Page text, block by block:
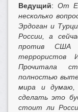
Ведущий:От
несколько
Эрдоган и
России, а
против США
террористов
Прочитала
полностью
мира и думаю,
сделать это
стоит ли